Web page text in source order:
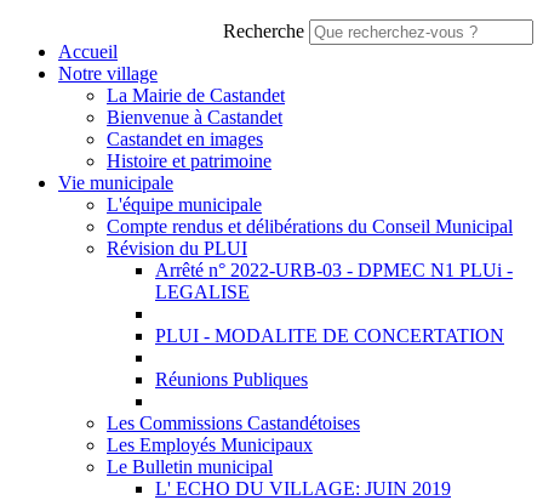
Recherche
Accueil
Notre village
La Mairie de Castandet
Bienvenue à Castandet
Castandet en images
Histoire et patrimoine
Vie municipale
L'équipe municipale
Compte rendus et délibérations du Conseil Municipal
Révision du PLUI
Arrêté n° 2022-URB-03 - DPMEC N1 PLUi -
LEGALISE
PLUI - MODALITE DE CONCERTATION
Réunions Publiques
Les Commissions Castandétoises
Les Employés Municipaux
Le Bulletin municipal
L' ECHO DU VILLAGE: JUIN 2019